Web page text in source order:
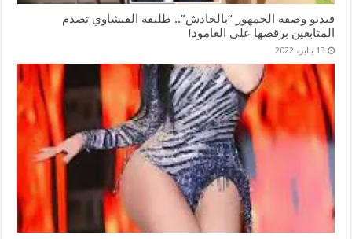
فيديو وصفه الجمهور “بالخادش”.. طليقة الفيشاوي تصدم
المتابعين برقصها على العامود!
13 يناير، 2022